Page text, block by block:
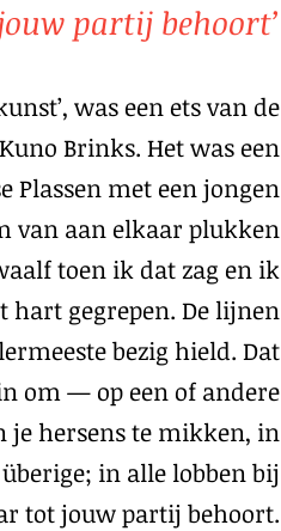
partij behoort’
was een ets van de
Brinks. Het was een
Plassen met een jongen
van aan elkaar plukken
toen ik dat zag en ik
hart gegrepen. De lijnen
bezig hield. Dat
om — op een of andere
hersens te mikken, in
in alle lobben bij
tot jouw partij behoort.